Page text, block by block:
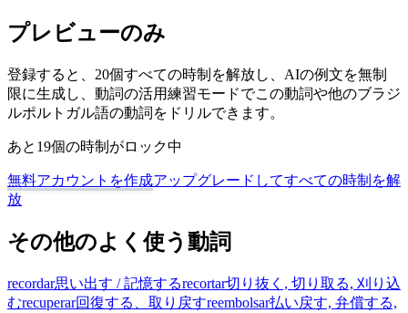
プレビューのみ
登録すると、20個すべての時制を解放し、AIの例文を無制
限に生成し、動詞の活用練習モードでこの動詞や他のブラジ
ルポルトガル語の動詞をドリルできます。
あと19個の時制がロック中
無料アカウントを作成アップグレードしてすべての時制を解
放
その他のよく使う動詞
recordar思い出す / 記憶するrecortar切り抜く, 切り取る, 刈り込
むrecuperar回復する、取り戻すreembolsar払い戻す, 弁償する,